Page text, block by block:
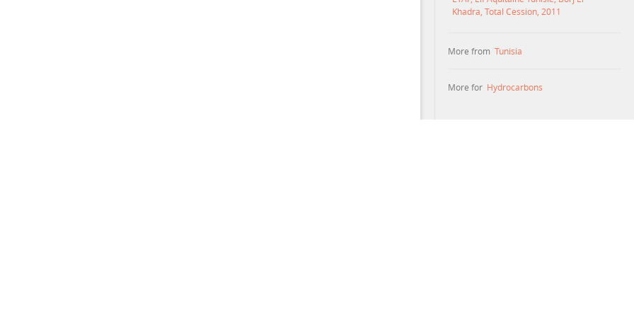
Khadra, Total Cession, 2011
More from Tunisia
More for Hydrocarbons